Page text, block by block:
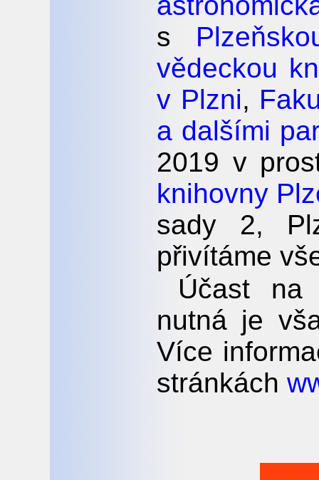
s
vědeckou
v Plzni,
a dalšími
2019 v
knihovny
sady 2,
přivítáme
Účast na
nutná je
Více
stránkách